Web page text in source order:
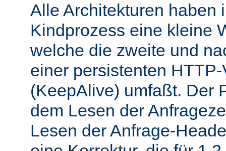
Alle Architekturen haben
Kindprozess eine kleine
welche die zweite und
einer persistenten
(KeepAlive) umfaßt. Der
dem Lesen der
Lesen der Anfrage-